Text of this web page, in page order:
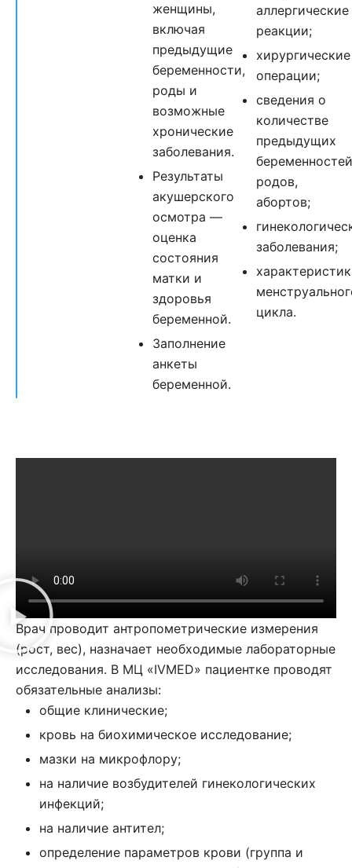
женщины,
включая
предыдущие
беременности,
роды и
возможные
хронические
заболевания.
Результаты
акушерского
осмотра —
оценка
состояния
матки и
здоровья
беременной.
Заполнение
анкеты
беременной.
аллергические
реакции;
хирургические
операции;
сведения о
количестве
предыдущих
родов,
абортов;
заболевания;
цикла.
Врач проводит антропометрические измерения
(рост, вес), назначает необходимые лабораторные
исследования. В МЦ «IVMED» пациентке проводят
обязательные анализы:
общие клинические;
кровь на биохимическое исследование;
мазки на микрофлору;
на наличие возбудителей гинекологических
инфекций;
на наличие антител;
определение параметров крови (группа и